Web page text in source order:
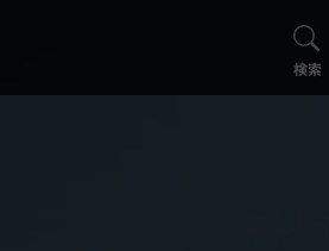
検索